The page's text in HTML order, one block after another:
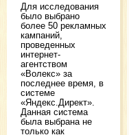
Для исследования
было выбрано
более 50 рекламных
кампаний,
проведенных
интернет-
агентством
«Волекс» за
последнее время, в
системе
«Яндекс.Директ».
Данная система
была выбрана не
только как